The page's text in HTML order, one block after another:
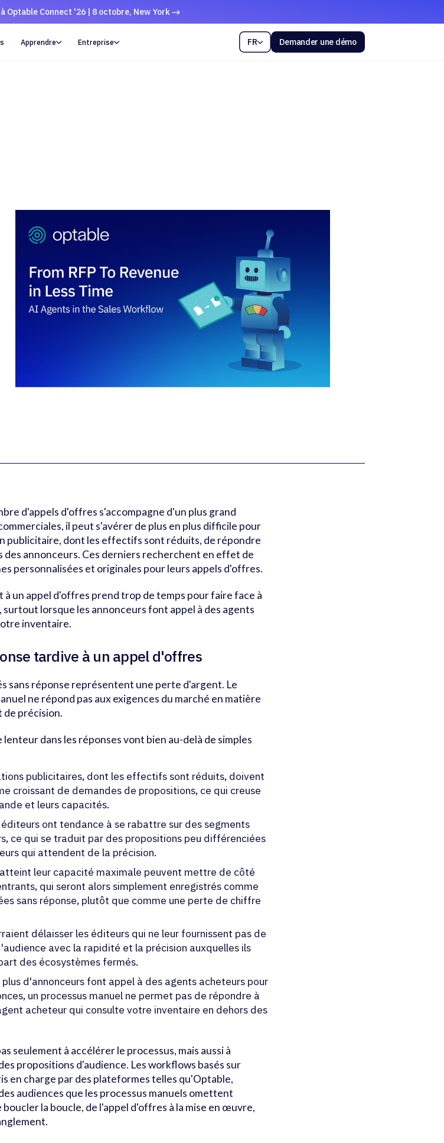
Optable Connect '26 | 8 octobre, New York
Apprendre Entreprise FR Demander une démo
d'appels d'offres s'accompagne d'un plus grand
il peut s'avérer de plus en plus difficile pour
publicitaire, dont les effectifs sont réduits, de répondre
des annonceurs. Ces derniers recherchent en effet de
personnalisées et originales pour leurs appels d'offres.
à un appel d'offres prend trop de temps pour faire face à
surtout lorsque les annonceurs font appel à des agents
inventaire.
tardive à un appel d'offres
sans réponse représentent une perte d'argent. Le
ne répond pas aux exigences du marché en matière
de précision.
lenteur dans les réponses vont bien au-delà de simples
publicitaires, dont les effectifs sont réduits, doivent
croissant de demandes de propositions, ce qui creuse
et leurs capacités.
éditeurs ont tendance à se rabattre sur des segments
ce qui se traduit par des propositions peu différenciées
qui attendent de la précision.
leur capacité maximale peuvent mettre de côté
qui seront alors simplement enregistrés comme
sans réponse, plutôt que comme une perte de chiffre
délaisser les éditeurs qui ne leur fournissent pas de
avec la rapidité et la précision auxquelles ils
des écosystèmes fermés.
d'annonceurs font appel à des agents acheteurs pour
un processus manuel ne permet pas de répondre à
acheteur qui consulte votre inventaire en dehors des
seulement à accélérer le processus, mais aussi à
propositions d'audience. Les workflows basés sur
en charge par des plateformes telles qu'Optable,
audiences que les processus manuels omettent
la boucle, de l'appel d'offres à la mise en œuvre,